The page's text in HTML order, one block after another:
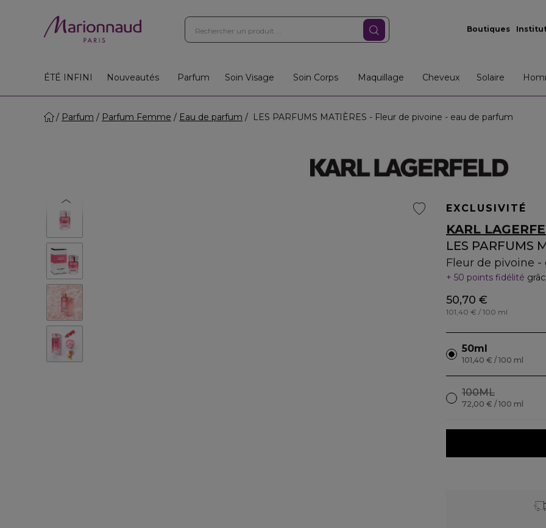
Boutiques
ÉTÉ INFINI Nouveautés Parfum Soin Visage Soin Corps Maquillage Cheveux Solaire
Parfum Parfum Femme Eau de parfum LES PARFUMS MATIÈRES - Fleur de pivoine - eau de parfum
EXCLUSIVITÉ
KARL
LES PARFUMS
Fleur de pivoine
50 points fidélité
50,70 €
101,40 € / 100 ml
50ml
101,40 € / 100 ml
100ML
72,00 € / 100 ml